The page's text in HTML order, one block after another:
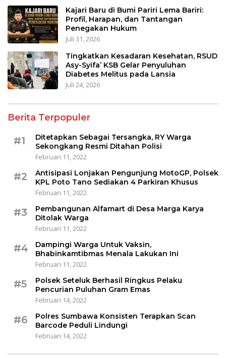
Kajari Baru di Bumi Pariri Lema Bariri:
Profil, Harapan, dan Tantangan
Penegakan Hukum
Juli 31, 2026
Tingkatkan Kesadaran Kesehatan, RSUD
Asy-Syifa’ KSB Gelar Penyuluhan
Diabetes Melitus pada Lansia
Juli 24, 2026
Berita Terpopuler
#1
Ditetapkan Sebagai Tersangka, RY Warga
Sekongkang Resmi Ditahan Polisi
Februari 11, 2022
#2
Antisipasi Lonjakan Pengunjung MotoGP, Polsek
KPL Poto Tano Sediakan 4 Parkiran Khusus
Februari 11, 2022
#3
Pembangunan Alfamart di Desa Marga Karya
Ditolak Warga
Februari 11, 2022
#4
Dampingi Warga Untuk Vaksin,
Bhabinkamtibmas Menala Lakukan Ini
Februari 11, 2022
#5
Polsek Seteluk Berhasil Ringkus Pelaku
Pencurian Puluhan Gram Emas
Februari 14, 2022
#6
Polres Sumbawa Konsisten Terapkan Scan
Barcode Peduli Lindungi
Februari 14, 2022